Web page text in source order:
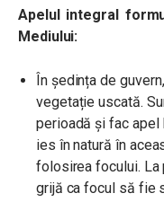
Apelul integral
Mediului:
În ședința de
vegetație uscată.
perioadă și fac
ies în natură în
folosirea focului. La
grijă ca focul să fie